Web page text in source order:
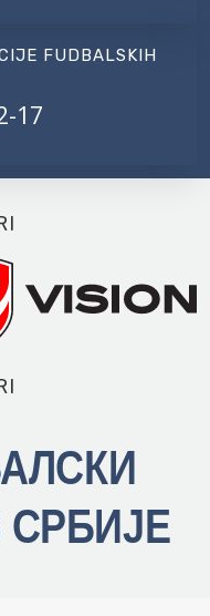
FUDBALSKIH
17